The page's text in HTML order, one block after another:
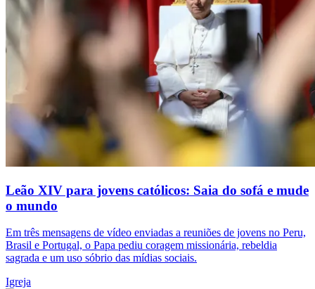
Leão XIV para jovens católicos: Saia do sofá e mude
o mundo
Em três mensagens de vídeo enviadas a reuniões de jovens no Peru,
Brasil e Portugal, o Papa pediu coragem missionária, rebeldia
sagrada e um uso sóbrio das mídias sociais.
Igreja